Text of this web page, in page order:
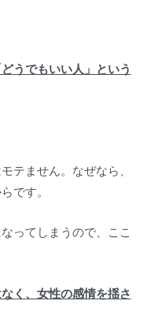
うでもいい人」という
テません。なぜなら、
です。
ってしまうので、ここ
く、女性の感情を揺さ